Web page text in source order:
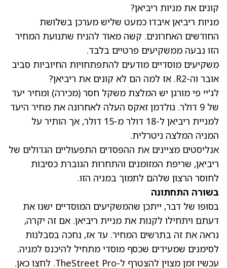
קונים את מניות ריביאן?
מניות ריביאן איבדו כמעט שליש מערכן בשלושת
החודשים האחרונים. קשה מאוד להניח שתנועת המחיר
הזו נבעה ממשקיעים פרטיים בלבד.
משקיעים מוסדיים מודעים להתפתחויות החיוביות סביב
אובר וה-R2. אז למה הם לא קונים את ריביאן?
לג'יי פי מורגן יש המלצת משקל חסר (מכירה) ומחיר יעד
של 9 דולר. גולדמן זאקס העלה לאחרונה את מחיר היעד
למניית ריביאן ל-18 דולר מ-15 דולר, אך הותיר על
המניה המלצה ניטרלית.
אנליסטים מציינים את ההפסדים התפעוליים הגדולים של
ריביאן, שריפת המזומנים והתחרות הגוברת כסיבות
לחוסר הרצון שלהם לתמוך במניה הזו.
בשורה התחתונה
בסופו של דבר, ייתכן שהמשקיעים המוסדיים ישנו את
דעתם ויתחילו לקנות את מניית ריביאן. אם זה יקרה,
נראה את זה בתרשים המחיר. עד אז, נחכה בסבלנות
לסימנים שמעידים שכסף מוסדי מתחיל להיכנס למניה.
עכשיו זמן מצוין להצטרף ל-TheStreet Pro. לחצו כאן.